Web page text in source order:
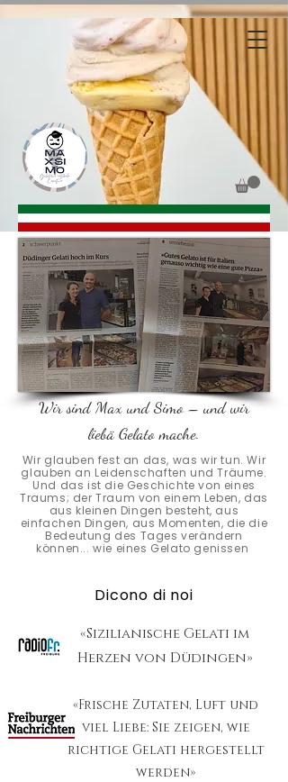
Wir sind Max und Simo – und wir
liebä Gelato mache.
«Sizilianische Gelati im
Herzen von Düdingen»
Dicono di noi
«Frische Zutaten, Luft und
viel Liebe: Sie zeigen, wie
richtige Gelati hergestellt
werden»
Wir glauben fest an das, was wir tun. Wir
glauben an Leidenschaften und Träume.
Und das ist die Geschichte von eines
Traums; der Traum von einem Leben, das
aus kleinen Dingen besteht, aus
einfachen Dingen, aus Momenten, die die
Bedeutung des Tages verändern
können... wie eines Gelato genissen